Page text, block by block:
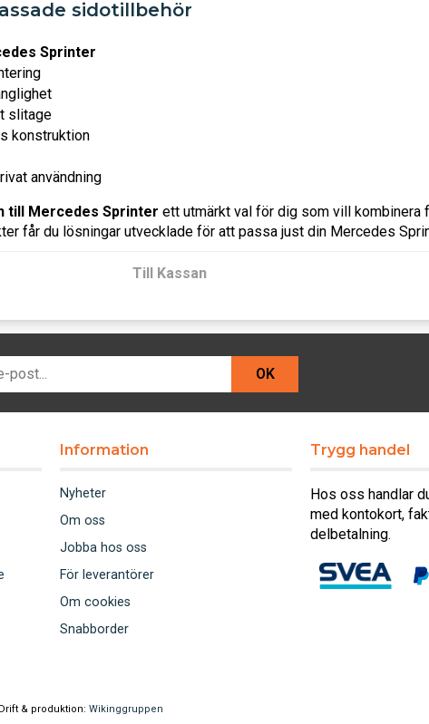
sidotillbehör
Sprinter
slitage
konstruktion
användning
till Mercedes Sprinter ett utmärkt val för dig som vill kombinera
får du lösningar utvecklade för att passa just din Mercedes
Till Kassan
OK
Information
Nyheter
Om oss
Jobba hos oss
För leverantörer
Om cookies
Snabborder
Trygg handel
Hos oss handlar
med kontokort,
delbetalning.
Drift & produktion: Wikinggruppen